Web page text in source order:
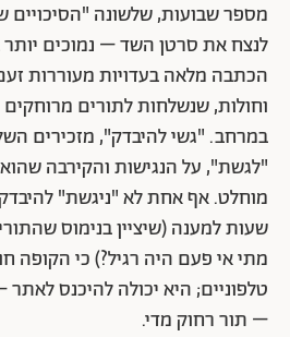
מספר שבועות, שלשונה "הסיכויים
לנצח את סרטן השד – נמוכים
הכתבה מלאה בעדויות מעוררות
וחולות, שנשלחות לתורים מרוחקים
במרחב. "גשי להיבדק", מזכירים
"לגשת", על הנגישות והקירבה
מוחלט. אף אחת לא "ניגשת"
שעות למענה (שיציין בנימוס
מתי אי פעם היה רגיל?) כי הקופה
טלפוניים; היא יכולה להיכנס
– תור רחוק מדי.